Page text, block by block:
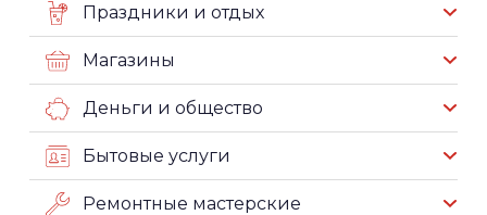
Праздники и отдых
Магазины
Деньги и общество
Бытовые услуги
Ремонтные мастерские